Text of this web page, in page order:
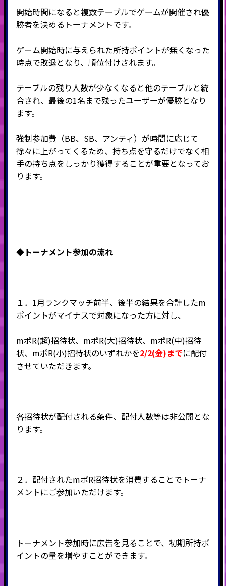
開始時間になると複数テーブルでゲームが開催され優
勝者を決めるトーナメントです。
ゲーム開始時に与えられた所持ポイントが無くなった
時点で敗退となり、順位付けされます。
テーブルの残り人数が少なくなると他のテーブルと統
合され、最後の1名まで残ったユーザーが優勝となり
ます。
強制参加費（BB、SB、アンティ）が時間に応じて
徐々に上がってくるため、持ち点を守るだけでなく相
手の持ち点をしっかり獲得することが重要となってお
ります。
◆トーナメント参加の流れ
１．1月ランクマッチ前半、後半の結果を合計したm
ポイントがマイナスで対象になった方に対し、
mポR(超)招待状、mポR(大)招待状、mポR(中)招待
状、mポR(小)招待状のいずれかを2/2(金)までに配付
させていただきます。
各招待状が配付される条件、配付人数等は非公開とな
ります。
２．配付されたmポR招待状を消費することでトーナ
メントにご参加いただけます。
トーナメント参加時に広告を見ることで、初期所持ポ
イントの量を増やすことができます。